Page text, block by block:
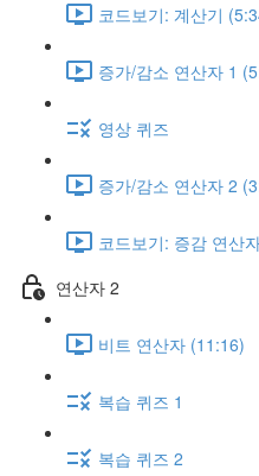
코드보기: 계산기
증가/감소 연산자 1
영상 퀴즈
증가/감소 연산자 2
코드보기: 증감 연산
연산자 2
비트 연산자 (11:16)
복습 퀴즈 1
복습 퀴즈 2